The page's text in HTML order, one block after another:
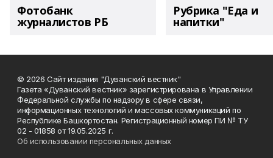
Фотобанк
журналистов РБ
Рубрика "Еда и
напитки"
© 2026 Сайт издания "Дуванский вестник"
Газета «Дуванский вестник» зарегистрирована в Управлении
Федеральной службы по надзору в сфере связи,
информационных технологий и массовых коммуникаций по
Республике Башкортостан. Регистрационный номер ПИ № ТУ
02 - 01858 от 19.05.2025 г.
Об использовании персональных данных